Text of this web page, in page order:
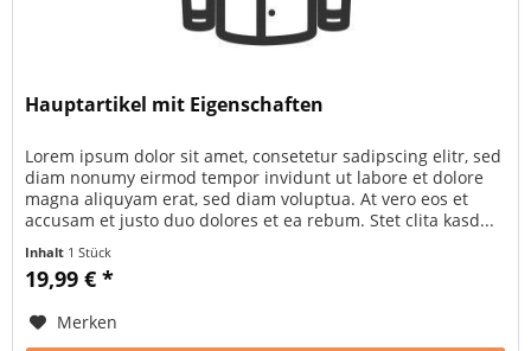
Hauptartikel mit Eigenschaften
Lorem ipsum dolor sit amet, consetetur sadipscing elitr, sed
diam nonumy eirmod tempor invidunt ut labore et dolore
magna aliquyam erat, sed diam voluptua. At vero eos et
accusam et justo duo dolores et ea rebum. Stet clita kasd...
Inhalt 1 Stück
19,99 € *
Merken